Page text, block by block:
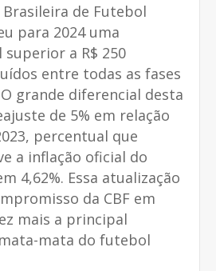
Brasileira de Futebol
para 2024 uma
a R$ 250
entre todas as fases
grande diferencial desta
de 5% em relação
percentual que
a inflação oficial do
4,62%. Essa atualização
da CBF em
mais a principal
mata do futebol